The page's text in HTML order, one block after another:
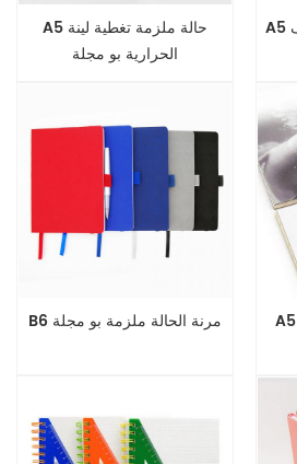
A5 حالة ملزمة تغطية لينة
الحرارية بو مجلة
A5 حالة ملزمة فن ورقي غلاف
B6 مرنة الحالة ملزمة بو مجلة
A5 حالة ملزمة خاصة ورقي